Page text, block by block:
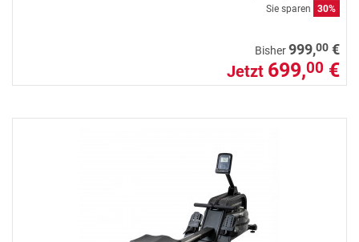
Sie sparen
30%
Bisher999,00 €
Jetzt 699,00 €